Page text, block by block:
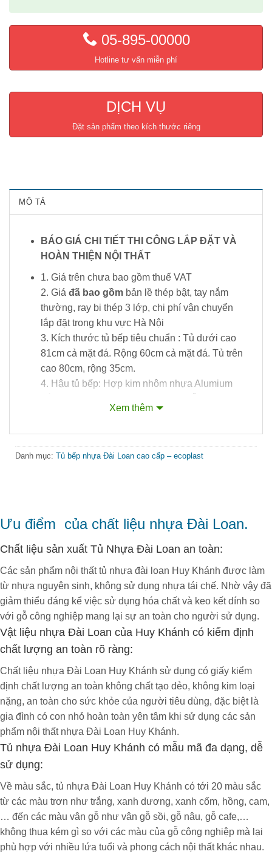
05-895-00000
Hotline tư vấn miễn phí
DỊCH VỤ
Đặt sản phẩm theo kích thước riêng
MÔ TẢ
BÁO GIÁ CHI TIẾT THI CÔNG LẮP ĐẶT VÀ
HOÀN THIỆN NỘI THẤT
1. Giá trên chưa bao gồm thuế VAT
2. Giá đã bao gồmbản lề thép bật, tay nắm
thường, ray bi thép 3 lớp, chi phí vận chuyển
lắp đặt trong khu vực Hà Nội
3. Kích thước tủ bếp tiêu chuẩn : Tủ dưới cao
81cm cả mặt đá. Rộng 60cm cả mặt đá. Tủ trên
cao 80cm, rộng 35cm.
4. Hậu tủ bếp: Hợp kim nhôm nhựa Alumium
+200.000/md. + 150.000/m2
pittong nâng cánh ngang , ray bi inox , ray âm
giảm chấn
22000 mm ( bao gồm cả phào)– Kích thước tủ
350mm (Cả cánh).– Kích thước tủ bếp dưới
cao 810mm (cả chân tủ), rộng 610mm (cả viền
đá)– Khoảng cách tủ trên và dưới: 600 mm🔥
Tủ bếp nhựa:
Nhựa cao cấp được nhập trực
tiếp từ nhà máy.
✅
Có giấy chứng nhận nhựa an toàn, không
độc hại cho trẻ sơ sinh và trẻ nhỏ.
✅Độ bền đến 30 năm. Cam kết không mùi,
không cong vênh mối mọt do thời tiết ẩm mốc
ở Việt Nam.
✅Màu sắc phong phú đa dạng, phù hợp với
nhiều phong cách nội thất.
✅Cam kết không cắt bớt nguyên vật liệu
✅Miễn phí thiết kế nội thất phù hợp với mọi
nhu cầu.
nhiều mẫu mã hiện đại.
Màu sơn không bong tróc, không độc hại vì
được pha trộn trực tiếp khi sản xuất miếng
Tủ dễ dàng lau chùi, vệ sinh và tháo lắp tiện lợi
Xem thêm
Danh mục: Tủ bếp nhựa Đài Loan cao cấp – ecoplast
Ưu điểm của chất liệu nhựa Đài Loan.
Chất liệu sản xuất Tủ Nhựa Đài Loan an toàn:
Các sản phẩm nội thất tủ nhựa đài loan Huy Khánh được làm
từ nhựa nguyên sinh, không sử dụng nhựa tái chế. Nhờ vậy đã
giảm thiểu đáng kể việc sử dụng hóa chất và keo kết dính so
với gỗ công nghiệp mang lại sự an toàn cho người sử dụng.
Vật liệu nhựa Đài Loan của Huy Khánh có kiểm định
chất lượng an toàn rõ ràng:
Chất liệu nhựa Đài Loan Huy Khánh sử dụng có giấy kiểm
định chất lượng an toàn không chất tạo dẻo, không kim loại
nặng, an toàn cho sức khỏe của người tiêu dùng, đặc biệt là
gia đình có con nhỏ hoàn toàn yên tâm khi sử dụng các sản
phẩm nội thất nhựa Đài Loan Huy Khánh.
Tủ nhựa Đài Loan Huy Khánh có mẫu mã đa dạng, dễ
sử dụng:
Về màu sắc, tủ nhựa Đài Loan Huy Khánh có tới 20 màu sắc
từ các màu trơn như trắng, xanh dương, xanh cốm, hồng, cam,
… đến các màu vân gỗ như vân gỗ sồi, gỗ nâu, gỗ cafe,…
không thua kém gì so với các màu của gỗ công nghiệp mà lại
phù hợp với nhiều lứa tuổi và phong cách nội thất khác nhau.